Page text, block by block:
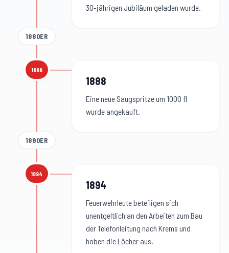
30-jährigen Jubiläum geladen wurde.
1880ER
1888
1888:
1888
Eine neue Saugspritze um 1000 fl
wurde angekauft.
1890ER
1894
1894:
1894
Feuerwehrleute beteiligen sich
unentgeltlich an den Arbeiten zum Bau
der Telefonleitung nach Krems und
hoben die Löcher aus.